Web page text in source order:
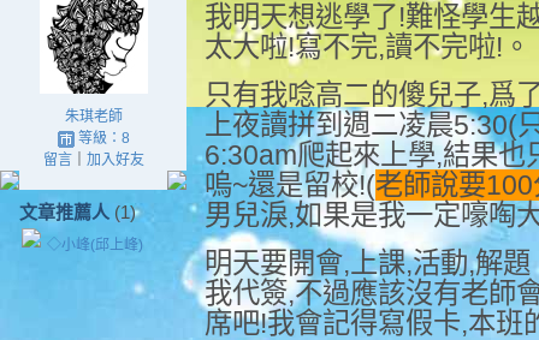
朱琪老師
等級：8
留言｜ 加入好友
文章推薦人 (1)
◇小峰(邱上峰)
我明天想逃學了!難怪學生
太大啦!寫不完,讀不完啦!。
只有我唸高二的傻兒子,爲
上夜讀拼到週二凌晨5:30(
6:30am爬起來上學,結果
嗚~還是留校!(老師說要
男兒淚,如果是我一定嚎啕
明天要開會,上課,活動,解
我代簽,不過應該沒有老師
席吧!我會記得寫假卡,本班